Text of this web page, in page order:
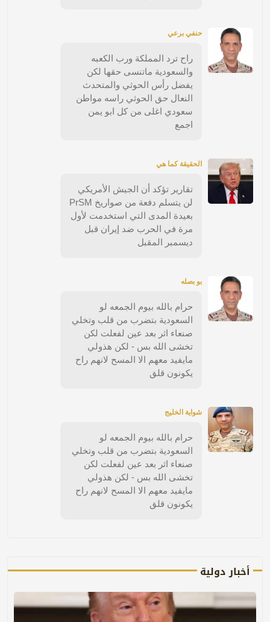
حنفي برعي
راح ترد المملكة ورب الكعبه
والسعودية ماتنسى حقها لكن
يفضل رأس الحوثي والمتحدث
النعال حق الحوثي راسه مواطن
سعودي اغلى من كل ابو يمن
اجمع
الحقيقة كما هي
تقارير تؤكد أن الجيش الأمريكي
لن يتسلم دفعة من صواريخ PrSM
بعيدة المدى التي استخدمت لأول
مرة في الحرب ضد إيران قبل
ديسمبر المقبل
بو بصله
حرام بالله بيوم الجمعه لو
السعودية بتضرب من قلب وتخلي
صنعاء اثر بعد عين لفعلت لكن
تخشى الله بس - لكن هذولي
مايفيد معهم الا المسح لانهم راح
يكونون قلق
شواية الخليج
حرام بالله بيوم الجمعه لو
السعودية بتضرب من قلب وتخلي
صنعاء اثر بعد عين لفعلت لكن
تخشى الله بس - لكن هذولي
مايفيد معهم الا المسح لانهم راح
يكونون قلق
أخبار دولية